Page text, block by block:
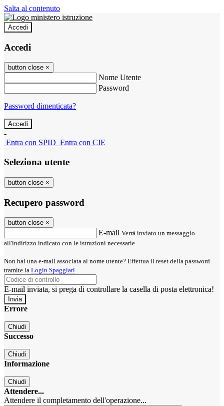
Salta al contenuto
Accedi
Accedi
button close ×
Nome Utente
Password
Password dimenticata?
-
Entra con SPID Entra con CIE
Seleziona utente
button close ×
Recupero password
button close ×
E-mail Verrà inviato un messaggio
all'indirizzo indicato con le istruzioni necessarie.
Non hai una e-mail associata al nome utente? Effettua il reset della password
tramite la Login Spaggiari
E-mail inviata, si prega di controllare la casella di posta elettronica!
Errore
Chiudi
Successo
Chiudi
Informazione
Chiudi
Attendere...
Attendere il completamento dell'operazione...